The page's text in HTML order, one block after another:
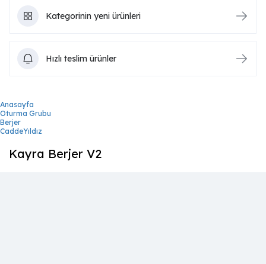
Kategorinin yeni ürünleri
Hızlı teslim ürünler
Anasayfa
Oturma Grubu
Berjer
CaddeYıldız
Kayra Berjer V2